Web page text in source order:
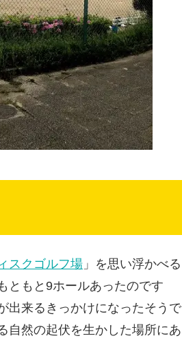
スクゴルフ場 」を思い浮かべる
ともと9ホールあったのです
出来るきっかけになったそうで
自然の起伏を生かした場所にあ